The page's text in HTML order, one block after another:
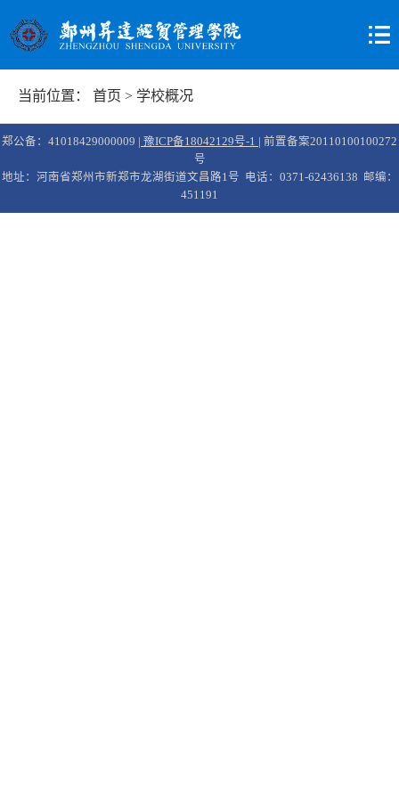
当前位置： 首页 > 学校概况
郑公备：41018429000009 | 豫ICP备18042129号-1
| 前置备案20110100100272
号
地址：河南省郑州市新郑市龙湖街道文昌路1号 电话：0371-62436138 邮编：
451191